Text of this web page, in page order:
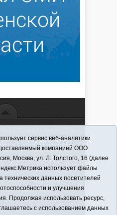
ссылка обязательна
выходит при финансовой
Тюменской области
СМИ ЭЛ № ФС 77-66066
Федеральной службой по
информационных
Автономная
сервис веб-аналитики
компанией ООО
Москва, ул. Л. Толстого, 16 (далее
использует файлы
технических данных посетителей
и улучшения
Продолжая использовать ресурс,
с использованием данных